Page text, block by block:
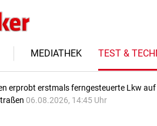
MEDIATHEK TEST &
erprobt erstmals ferngesteuerte Lkw auf
06.08.2026, 14:45 Uhr